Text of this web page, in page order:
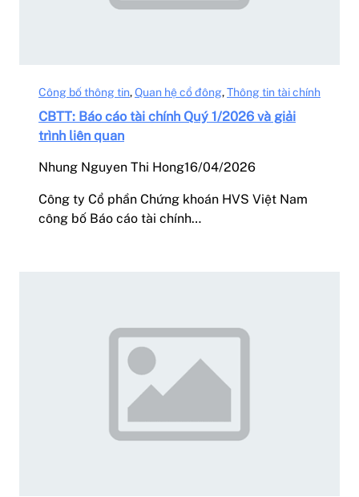
Công bố thông tin, Quan hệ cổ đông, Thông tin tài chính
CBTT: Báo cáo tài chính Quý 1/2026 và giải
trình liên quan
Nhung Nguyen Thi Hong16/04/2026
Công ty Cổ phần Chứng khoán HVS Việt Nam
công bố Báo cáo tài chính…